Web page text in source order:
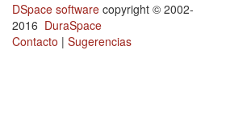
DSpace software copyright © 2002-
2016 DuraSpace
Contacto | Sugerencias